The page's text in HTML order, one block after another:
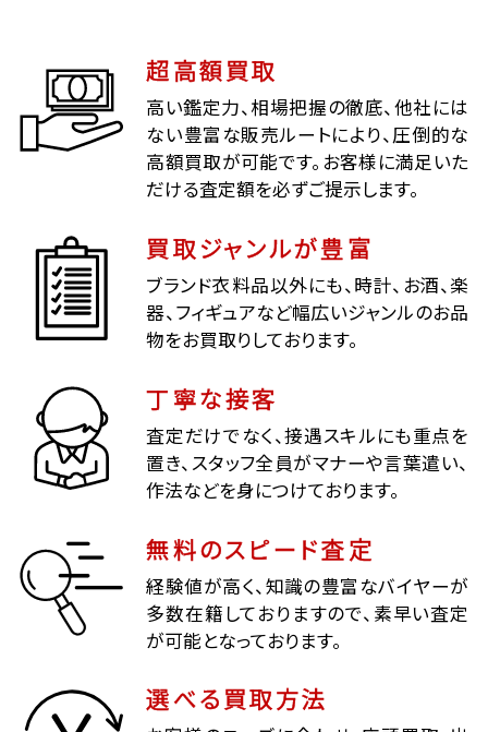
超高額買取
高い鑑定力、相場把握の徹底、他社には
ない豊富な販売ルートにより、圧倒的な
高額買取が可能です。お客様に満足いた
だける査定額を必ずご提示します。
買取ジャンルが豊富
ブランド衣料品以外にも、時計、お酒、楽
器、フィギュアなど幅広いジャンルのお品
物をお買取りしております。
丁寧な接客
査定だけでなく、接遇スキルにも重点を
置き、スタッフ全員がマナーや言葉遣い、
作法などを身につけております。
無料のスピード査定
経験値が高く、知識の豊富なバイヤーが
多数在籍しておりますので、素早い査定
が可能となっております。
選べる買取方法